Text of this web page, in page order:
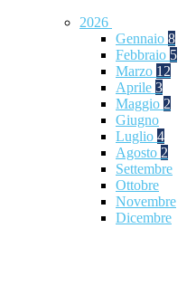
2026
Gennaio 8
Febbraio 5
Marzo 12
Aprile 3
Maggio 2
Giugno
Luglio 4
Agosto 2
Settembre
Ottobre
Novembre
Dicembre